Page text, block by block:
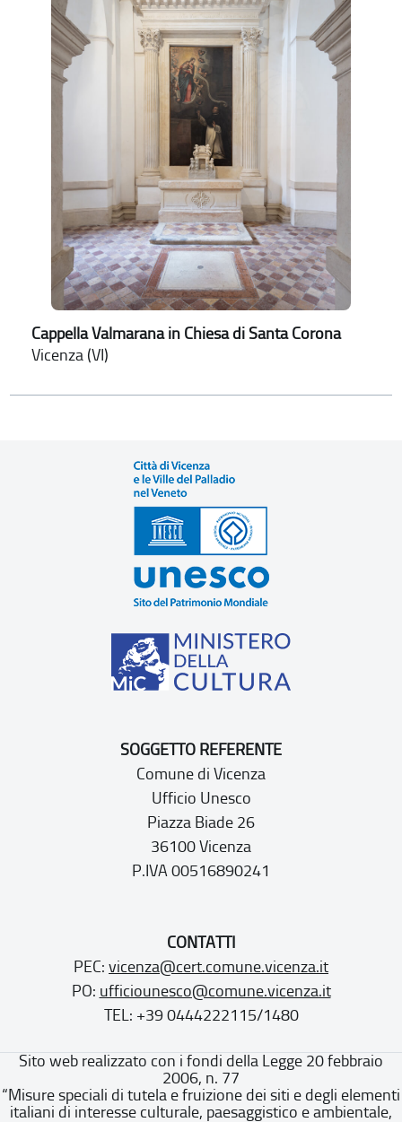
Cappella Valmarana in Chiesa di Santa Corona
Vicenza (VI)
SOGGETTO REFERENTE
Comune di Vicenza
Ufficio Unesco
Piazza Biade 26
36100 Vicenza
P.IVA 00516890241
CONTATTI
PEC: vicenza@cert.comune.vicenza.it
PO: ufficiounesco@comune.vicenza.it
TEL: +39 0444222115/1480
Sito web realizzato con i fondi della Legge 20 febbraio
2006, n. 77
“Misure speciali di tutela e fruizione dei siti e degli elementi
italiani di interesse culturale, paesaggistico e ambientale,